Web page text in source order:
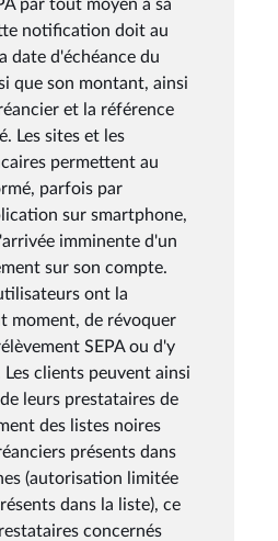
par tout moyen à sa
notification doit au
date d'échéance du
que son montant, ainsi
et la référence
Les sites et les
permettent au
parfois par
sur smartphone,
imminente d'un
sur son compte.
ont la
moment, de révoquer
SEPA ou d'y
clients peuvent ainsi
leurs prestataires de
des listes noires
présents dans
(autorisation limitée
dans la liste), ce
concernés